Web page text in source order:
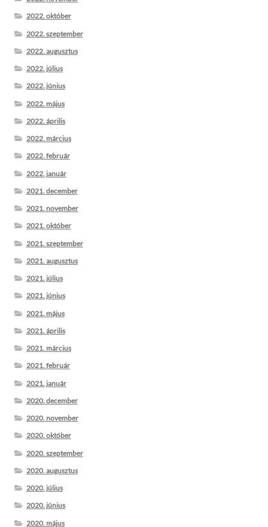
2022. október
2022. szeptember
2022. augusztus
2022. július
2022. június
2022. május
2022. április
2022. március
2022. február
2022. január
2021. december
2021. november
2021. október
2021. szeptember
2021. augusztus
2021. július
2021. június
2021. május
2021. április
2021. március
2021. február
2021. január
2020. december
2020. november
2020. október
2020. szeptember
2020. augusztus
2020. július
2020. június
2020. május